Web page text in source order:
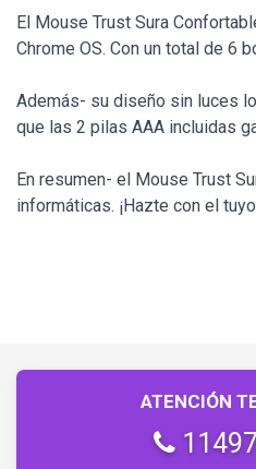
El Mouse Trust Sura
Chrome OS. Con un total de 6
Además- su diseño sin luces
que las 2 pilas AAA incluidas
En resumen- el Mouse Trust
informáticas. ¡Hazte con el
ATENCIÓN